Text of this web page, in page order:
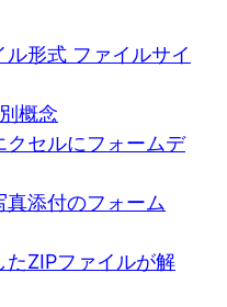
形式 ファイルサイ
概念
セルにフォームデ
真添付のフォーム
ZIPファイルが解